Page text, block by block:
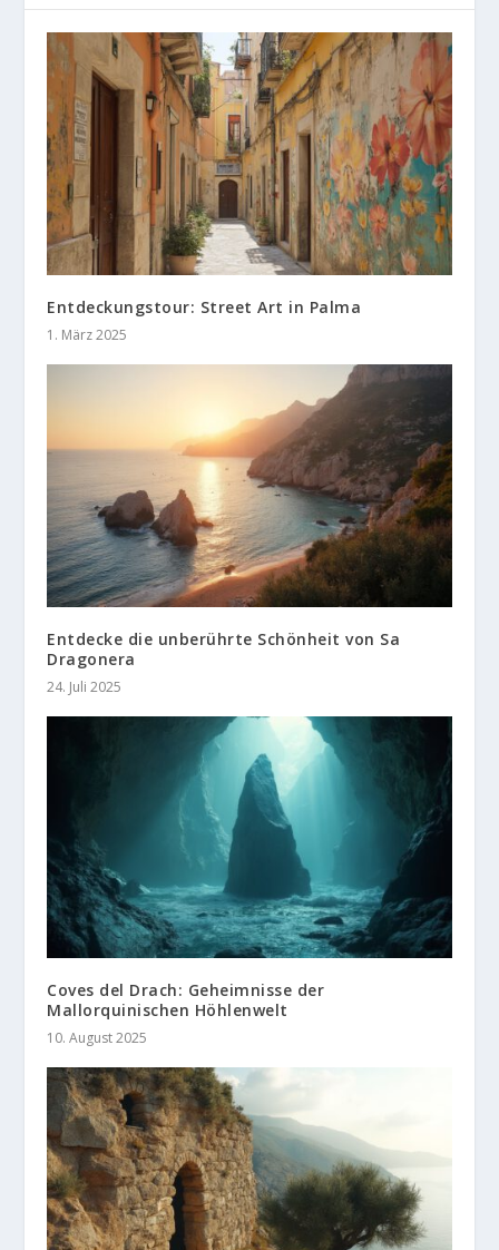
Entdeckungstour: Street Art in Palma
1. März 2025
Entdecke die unberührte Schönheit von Sa
Dragonera
24. Juli 2025
Coves del Drach: Geheimnisse der
Mallorquinischen Höhlenwelt
10. August 2025